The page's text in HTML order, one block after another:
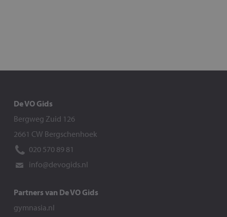
De VO Gids
Bergweg Zuid 126
2661 CW Bergschenhoek
020 570 89 81
info@devogids.nl
Partners van De VO Gids
gymnasia.nl